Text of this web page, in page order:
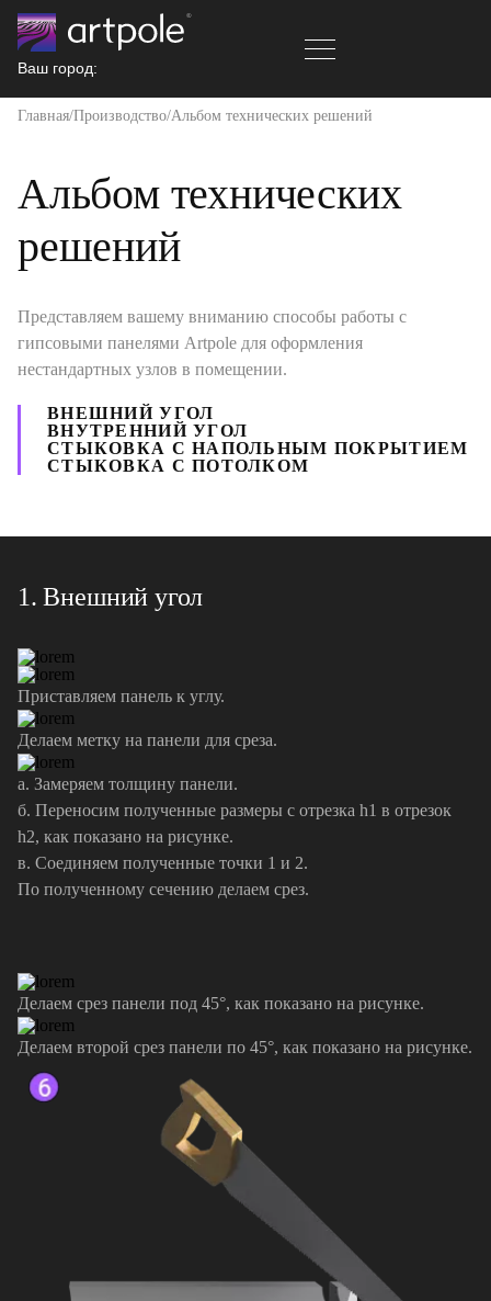
Ваш город:
Главная Производствo Альбом технических решений
Альбом технических
решений
Представляем вашему вниманию способы работы с
гипсовыми панелями Artpole для оформления
нестандартных узлов в помещении.
ВНЕШНИЙ УГОЛ
ВНУТРЕННИЙ УГОЛ
СТЫКОВКА С НАПОЛЬНЫМ ПОКРЫТИЕМ
СТЫКОВКА С ПОТОЛКОМ
1. Внешний угол
Приставляем панель к углу.
Делаем метку на панели для среза.
а. Замеряем толщину панели.
б. Переносим полученные размеры с отрезка h1 в отрезок
h2, как показано на рисунке.
в. Соединяем полученные точки 1 и 2.
По полученному сечению делаем срез.
Делаем срез панели под 45°, как показано на рисунке.
Делаем второй срез панели по 45°, как показано на рисунке.